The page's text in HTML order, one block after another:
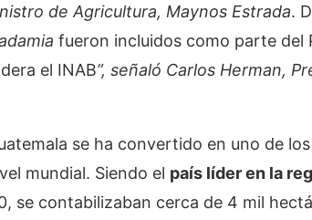
de Agricultura, Maynos Estrada. D
fueron incluidos como parte del
el INAB”, señaló Carlos Herman,
se ha convertido en uno de
mundial. Siendo el país líder en la
se contabilizaban cerca de 4 mil